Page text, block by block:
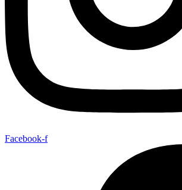
Facebook-f